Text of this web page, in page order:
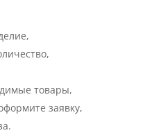
товары,
заявку,